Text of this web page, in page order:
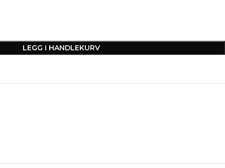
LEGG I HANDLEKURV